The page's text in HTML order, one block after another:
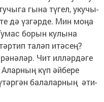
гына түгел, укучы­
дә үз­гәрде. Мин моңа
борын кулына
таләп итәсең?
Чит илләр­дәге
күп әйбере
бала­лар­ның әти-